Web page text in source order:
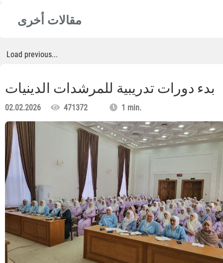
مقالات أخرى
Load previous...
بدء دورات تدريبية للمرشدات الدينيات
02.02.2026 471372 1 min.